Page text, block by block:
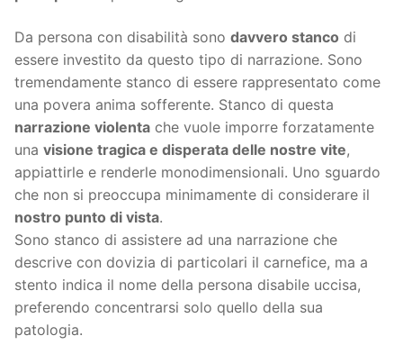
Da persona con disabilità sono davvero stanco di
essere investito da questo tipo di narrazione. Sono
tremendamente stanco di essere rappresentato come
una povera anima sofferente. Stanco di questa
narrazione violenta che vuole imporre forzatamente
una visione tragica e disperata delle nostre vite,
appiattirle e renderle monodimensionali. Uno sguardo
che non si preoccupa minimamente di considerare il
nostro punto di vista.
Sono stanco di assistere ad una narrazione che
descrive con dovizia di particolari il carnefice, ma a
stento indica il nome della persona disabile uccisa,
preferendo concentrarsi solo quello della sua
patologia.